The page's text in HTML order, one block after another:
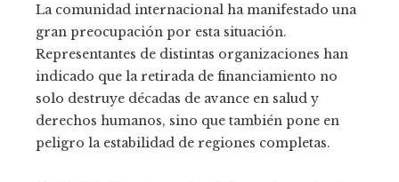
La comunidad internacional ha manifestado una
gran preocupación por esta situación.
Representantes de distintas organizaciones han
indicado que la retirada de financiamiento no
solo destruye décadas de avance en salud y
derechos humanos, sino que también pone en
peligro la estabilidad de regiones completas.